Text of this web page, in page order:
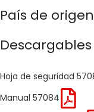
País de origen
Descargables
Hoja de seguridad
Manual 57084